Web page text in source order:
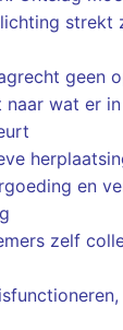
strekt
geen
naar wat er
en
zelf